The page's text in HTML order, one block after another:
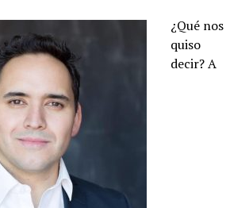
¿Qué nos
quiso
decir? A